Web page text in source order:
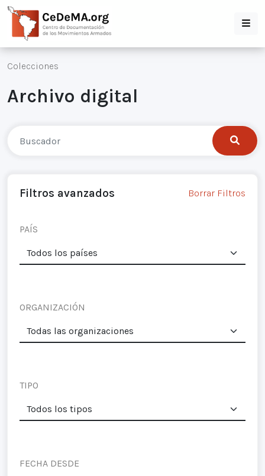
Colecciones
Archivo digital
Filtros avanzados Borrar Filtros
PAÍS
ORGANIZACIÓN
TIPO
FECHA DESDE